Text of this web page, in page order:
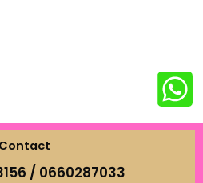
Contact
/ 0660287033